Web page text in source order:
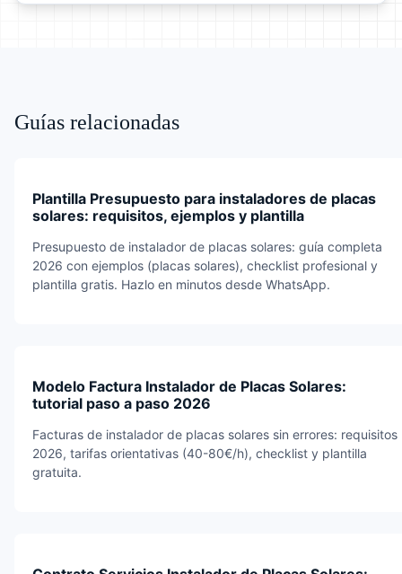
Guías relacionadas
Plantilla Presupuesto para instaladores de placas
solares: requisitos, ejemplos y plantilla
Presupuesto de instalador de placas solares: guía completa
2026 con ejemplos (placas solares), checklist profesional y
plantilla gratis. Hazlo en minutos desde WhatsApp.
Modelo Factura Instalador de Placas Solares:
tutorial paso a paso 2026
Facturas de instalador de placas solares sin errores: requisitos
2026, tarifas orientativas (40-80€/h), checklist y plantilla
gratuita.